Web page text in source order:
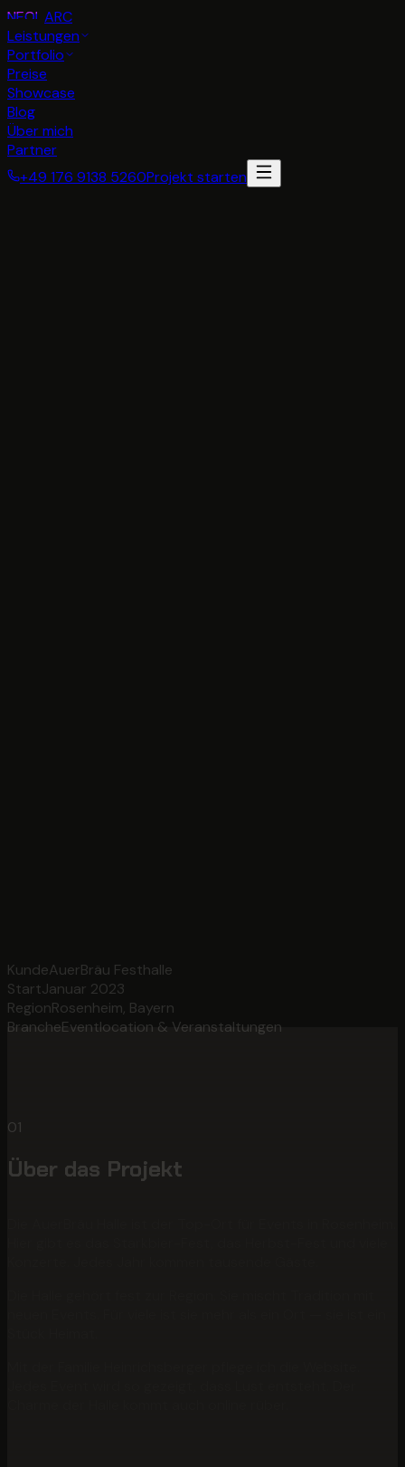
NEON ARC
Leistungen
Portfolio
Preise
Showcase
Blog
Über mich
Partner
+49 176 9138 5260Projekt starten
KundeAuerBräu Festhalle
StartJanuar 2023
RegionRosenheim, Bayern
BrancheEventlocation & Veranstaltungen
01
Über das Projekt